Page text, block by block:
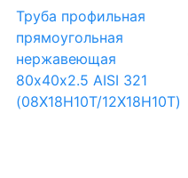
Труба профильная
прямоугольная
нержавеющая
80х40х2.5 AISI 321
(08Х18Н10Т/12Х18Н10Т)